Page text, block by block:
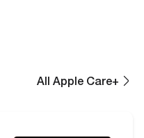
All Apple Care+